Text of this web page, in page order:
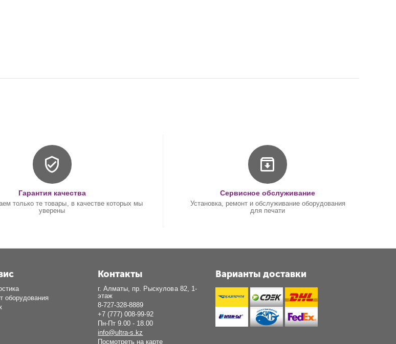
Гарантия качества
только те товары, в качестве которых мы
уверены
Сервисное обслуживание
Установка, ремонт и обслуживание оборудования
для печати
оборудования
Контакты
г. Алматы, пр. Рыскулова 82, 1-
этаж
8-727-328-8889
+7 (777) 008-99-92
Пн-Пт 9.00 - 18.00
info@ultra-s.kz
Посмотреть на карте
Варианты доставки